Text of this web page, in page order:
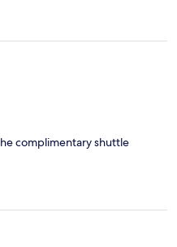
complimentary shuttle